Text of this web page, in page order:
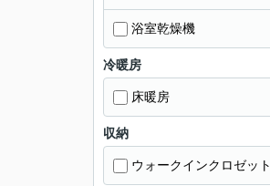
浴室乾燥機
冷暖房
床暖房
収納
ウォークインクロゼット